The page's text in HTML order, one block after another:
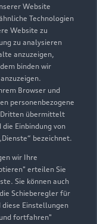
Website
Technologien
Website zu
zu analysieren
anzuzeigen,
binden wir
Browser und
personenbezogene
Dritten übermittelt
Einbindung von
bezeichnet.
wir Ihre
erteilen Sie
Sie können auch
Schieberegler für
diese Einstellungen
fortfahren"